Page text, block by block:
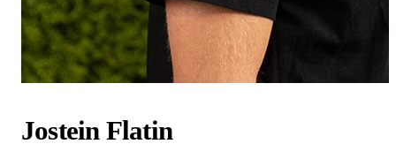
Jostein Flatin